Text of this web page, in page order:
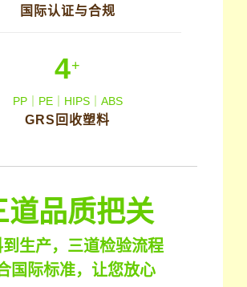
国际认证与合规
4+
PP｜PE｜HIPS｜ABS
GRS回收塑料
道品质把关
到生产，三道检验流程
国际标准，让您放心